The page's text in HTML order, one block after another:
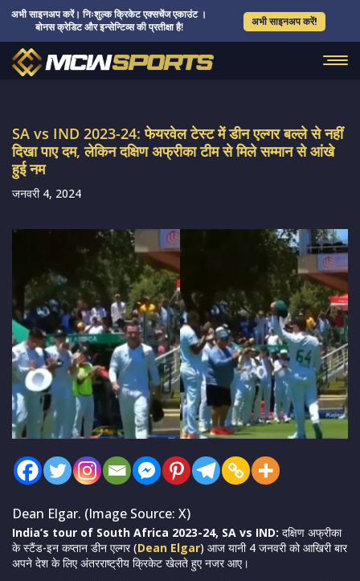
अभी साइनअप करें। निःशुल्क क्रिकेट एक्सचेंज एकाउंट ।
बोनस क्रेडिट और इन्सेन्टिव्स की प्रतीक्षा है!
अभी साइनअप करें!
SA vs IND 2023-24: फेयरवेल टेस्ट में डीन एल्गर बल्ले से नहीं
दिखा पाए दम, लेकिन दक्षिण अफ्रीका टीम से मिले सम्मान से आंखे
हुई नम
जनवरी 4, 2024
Dean Elgar. (Image Source: X)
India’s tour of South Africa 2023-24, SA vs IND: दक्षिण अफ्रीका
के स्टैंड-इन कप्तान डीन एल्गर (Dean Elgar) आज यानी 4 जनवरी को आखिरी बार
अपने देश के लिए अंतरराष्ट्रीय क्रिकेट खेलते हुए नजर आए।